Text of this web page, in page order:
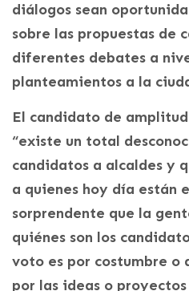
diálogos sean
sobre las propuestas de
diferentes debates a
planteamientos a la
El candidato de
“existe un total
candidatos a alcaldes y
a quienes hoy día están
sorprendente que la
quiénes son los
voto es por costumbre o
por las ideas o